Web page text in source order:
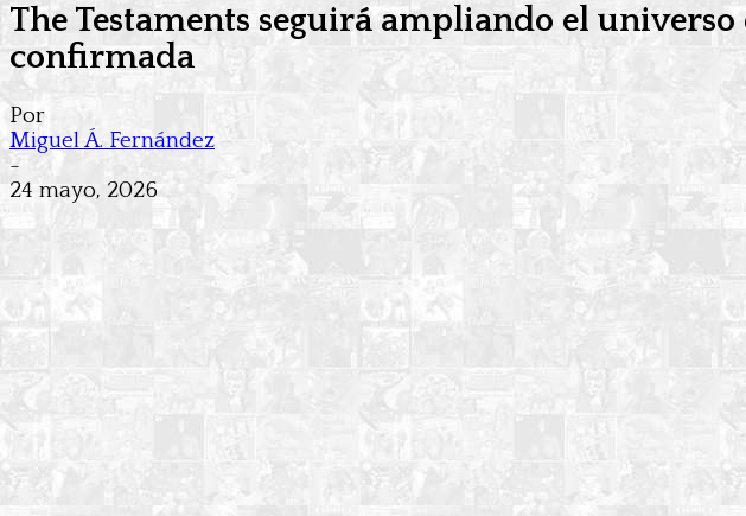
The Testaments seguirá ampliando el
confirmada
Por
Miguel Á. Fernández
-
24 mayo, 2026